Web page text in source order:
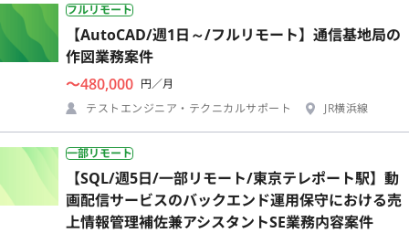
フルリモート
【AutoCAD/週1日～/フルリモート】通信基地局の
作図業務案件
〜480,000 円／月
テストエンジニア・テクニカルサポート
JR横浜線
一部リモート
【SQL/週5日/一部リモート/東京テレポート駅】動
画配信サービスのバックエンド運用保守における売
上情報管理補佐兼アシスタントSE業務内容案件